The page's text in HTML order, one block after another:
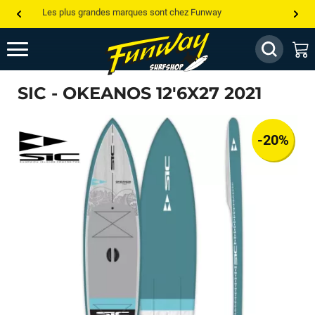
Les plus grandes marques sont chez Funway
Jusqu’à -75% de remise sur le windsurf, wingfoil, etc...
💰 Meilleur prix garanti — Moins cher ailleurs ? On s’aligne !
Besoin de conseils de pro ? Appelle nous !
SIC - OKEANOS 12'6X27 2021
-20%